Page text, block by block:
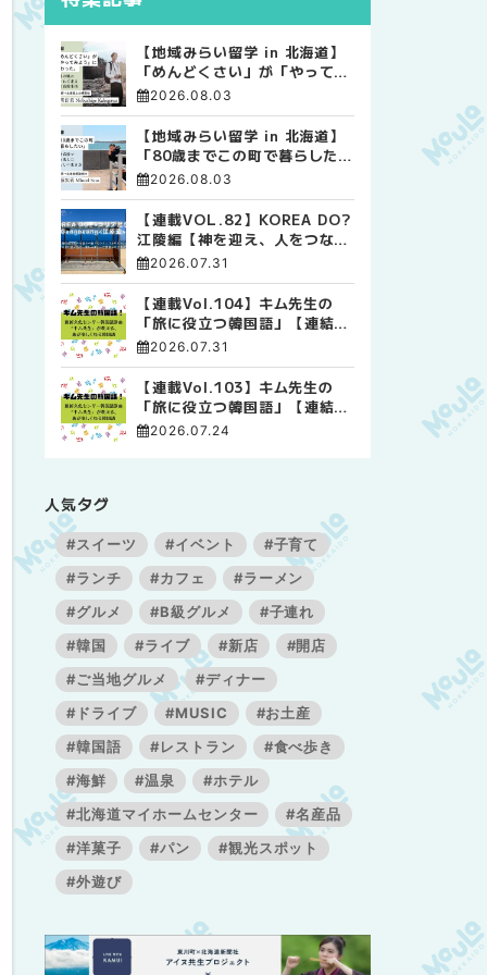
【地域みらい留学 in 北海道】
「めんどくさい」が「やってみ
よう」に変わった。 十勝の風
自由な高校生活
2026.08.03
【地域みらい留学 in 北海道】
「80歳までこの町で暮らした
い」 標津高校で踏み出した、
2026.08.03
【連載VOL.82】KOREA DO?
江陵編【神を迎え、人をつなぐ
時間 ― 江陵端午祭 】
2026.07.31
【連載Vol.104】キム先生の
「旅に役立つ韓国語」【連結語
尾について その4】
2026.07.31
【連載Vol.103】キム先生の
「旅に役立つ韓国語」【連結語
尾について その3】
2026.07.24
人気タグ
#スイーツ #イベント
#子育て
#ランチ
#カフェ
#ラーメン
#グルメ
#B級グルメ
#子連れ
#韓国
#ライブ #新店
#開店
#ご当地グルメ
#ディナー
#ドライブ
#MUSIC
#お土産
#韓国語
#レストラン
#食べ歩き
#海鮮
#温泉
#ホテル
#北海道マイホームセンター
#名産品
#洋菓子
#パン
#観光スポット
#外遊び